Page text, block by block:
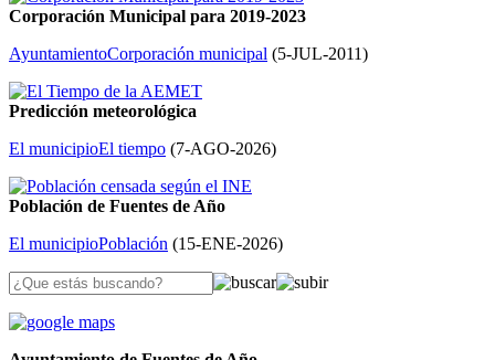
Corporación Municipal para 2019-2023
AyuntamientoCorporación municipal (5-JUL-2011)
Predicción meteorológica
El municipioEl tiempo (7-AGO-2026)
Población de Fuentes de Año
El municipioPoblación (15-ENE-2026)